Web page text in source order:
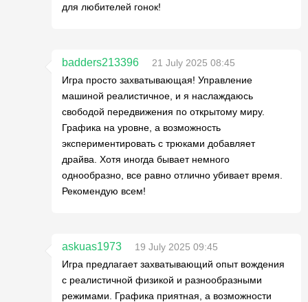
для любителей гонок!
badders213396
21 July 2025 08:45
Игра просто захватывающая! Управление
машиной реалистичное, и я наслаждаюсь
свободой передвижения по открытому миру.
Графика на уровне, а возможность
экспериментировать с трюками добавляет
драйва. Хотя иногда бывает немного
однообразно, все равно отлично убивает время.
Рекомендую всем!
askuas1973
19 July 2025 09:45
Игра предлагает захватывающий опыт вождения
с реалистичной физикой и разнообразными
режимами. Графика приятная, а возможности